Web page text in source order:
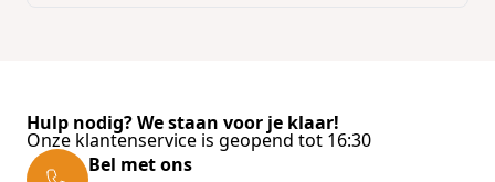
Hulp nodig? We staan voor je klaar!
Onze klantenservice is geopend tot 16:30
Bel met ons